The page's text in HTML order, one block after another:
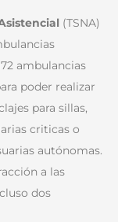
(TSNA)
ambulancias
poder realizar
para sillas,
criticas o
autónomas.
a las
dos